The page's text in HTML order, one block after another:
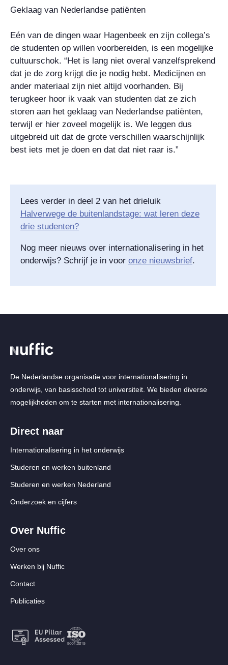
Geklaag van Nederlandse patiënten
Eén van de dingen waar Hagenbeek en zijn collega’s
de studenten op willen voorbereiden, is een mogelijke
cultuurschok. “Het is lang niet overal vanzelfsprekend
dat je de zorg krijgt die je nodig hebt. Medicijnen en
ander materiaal zijn niet altijd voorhanden. Bij
terugkeer hoor ik vaak van studenten dat ze zich
storen aan het geklaag van Nederlandse patiënten,
terwijl er hier zoveel mogelijk is. We leggen dus
uitgebreid uit dat de grote verschillen waarschijnlijk
best iets met je doen en dat dat niet raar is.”
Lees verder in deel 2 van het drieluik
Halverwege de buitenlandstage: wat leren deze
drie studenten?
Nog meer nieuws over internationalisering in het
onderwijs? Schrijf je in voor onze nieuwsbrief.
De Nederlandse organisatie voor internationalisering in
onderwijs, van basisschool tot universiteit. We bieden diverse
mogelijkheden om te starten met internationalisering.
Direct naar
Internationalisering in het onderwijs
Studeren en werken buitenland
Studeren en werken Nederland
Onderzoek en cijfers
Over Nuffic
Over ons
Werken bij Nuffic
Contact
Publicaties